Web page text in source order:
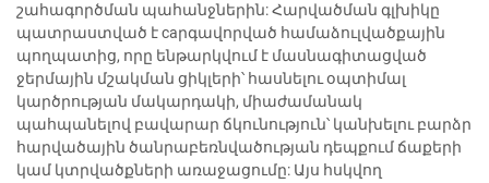
շահագործման պահանջներին: Հարվածման գլխիկը
պատրաստված է caրգավորված համաձուլվածքային
պողպատից, որը ենթարկվում է մասնագիտացված
ջերմային մշակման ցիկլերի՝ հասնելու օպտիմալ
կարծրության մակարդակի, միաժամանակ
պահպանելով բավարար ճկունություն՝ կանխելու բարձր
հարվածային ծանրաբեռնվածության դեպքում ճաքերի
կամ կտրվածքների առաջացումը: Այս հսկվող